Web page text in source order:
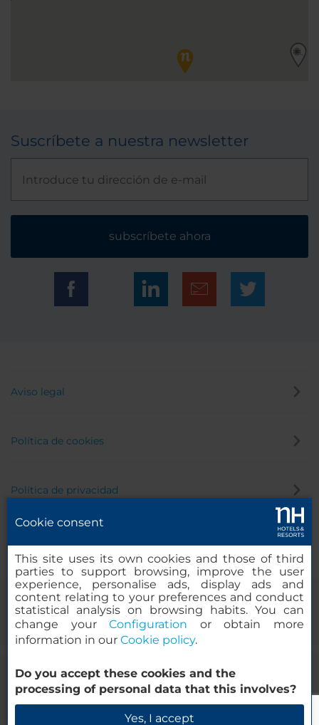
Suscríbete a nuestra newsletter
subscríbete ahora
Aviso legal
Política de cookies
Política de privacidad
© 2000-2026 MINOR HOTELS EUROPE & AMERICAS Santa Engracia,
120. 28003 Madrid, España
Cookie consent
This site uses its own cookies and those of third
parties to support browsing, improve the user
experience, personalise ads, display ads and
content relating to your preferences and conduct
statistical analysis on browsing habits. You can
change yourConfiguration or obtain more
information in our Cookie policy.
Do you accept these cookies and the
processing of personal data that this involves?
Yes, I accept